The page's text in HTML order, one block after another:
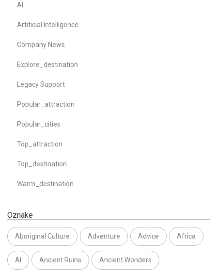
AI
Artificial Intelligence
Company News
Explore_destination
Legacy Support
Popular_attraction
Popular_cities
Top_attraction
Top_destination
Warm_destination
Oznake
Aboriginal Culture Adventure Advice Africa
AI Ancient Ruins Ancient Wonders